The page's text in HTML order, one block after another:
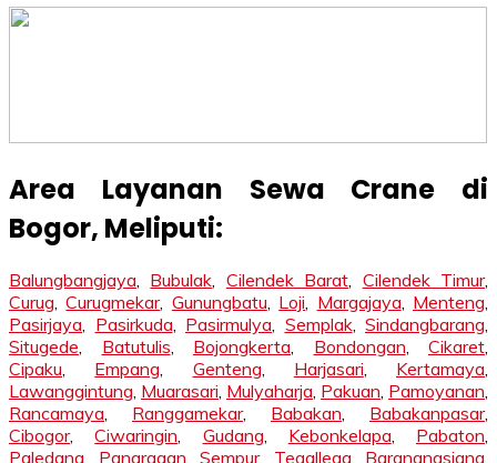
Area Layanan Sewa Crane di
Bogor, Meliputi:
Balungbangjaya, Bubulak, Cilendek Barat, Cilendek Timur,
Curug,Curugmekar, Gunungbatu, Loji, Margajaya, Menteng,
Pasirjaya, Pasirkuda, Pasirmulya, Semplak, Sindangbarang,
Situgede, Batutulis, Bojongkerta, Bondongan, Cikaret,
Cipaku, Empang, Genteng, Harjasari, Kertamaya,
Lawanggintung, Muarasari, Mulyaharja, Pakuan, Pamoyanan,
Rancamaya, Ranggamekar, Babakan, Babakanpasar,
Cibogor,Ciwaringin, Gudang, Kebonkelapa, Pabaton,
Paledang
Panaragan Sempur, Tegallega Baranangsiang